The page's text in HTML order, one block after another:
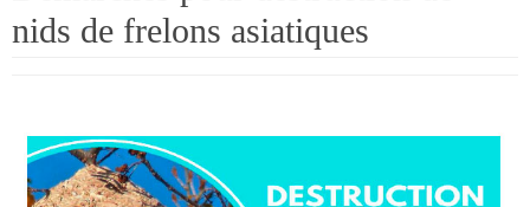
nids de frelons asiatiques